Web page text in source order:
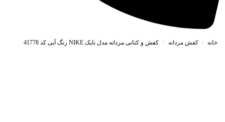
خانه / کفش مردانه / کفش و کتانی مردانه مدل نایک NIKE رنگ آبی کد 41778